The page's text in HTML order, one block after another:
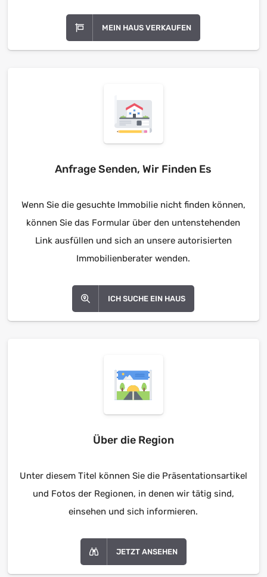
MEIN HAUS VERKAUFEN
Anfrage Senden, Wir Finden Es
Wenn Sie die gesuchte Immobilie nicht finden können,
können Sie das Formular über den untenstehenden
Link ausfüllen und sich an unsere autorisierten
Immobilienberater wenden.
ICH SUCHE EIN HAUS
Über die Region
Unter diesem Titel können Sie die Präsentationsartikel
und Fotos der Regionen, in denen wir tätig sind,
einsehen und sich informieren.
JETZT ANSEHEN